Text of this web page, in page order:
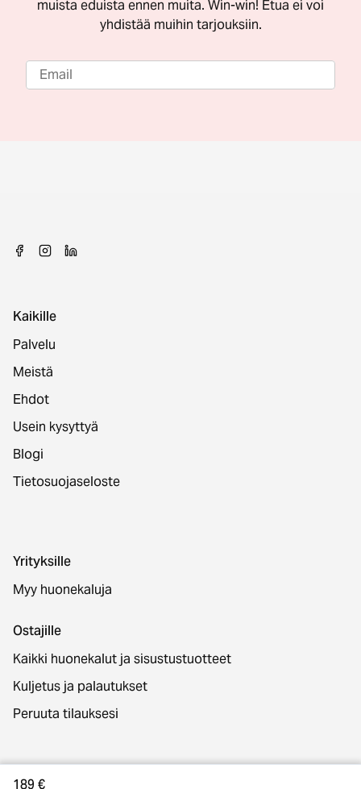
189 €
muista eduista ennen muita. Win-win! Etua ei voi
yhdistää muihin tarjouksiin.
Kaikille
Palvelu
Meistä
Ehdot
Usein kysyttyä
Blogi
Tietosuojaseloste
Yrityksille
Myy huonekaluja
Ostajille
Kaikki huonekalut ja sisustustuotteet
Kuljetus ja palautukset
Peruuta tilauksesi
Yhteystiedot